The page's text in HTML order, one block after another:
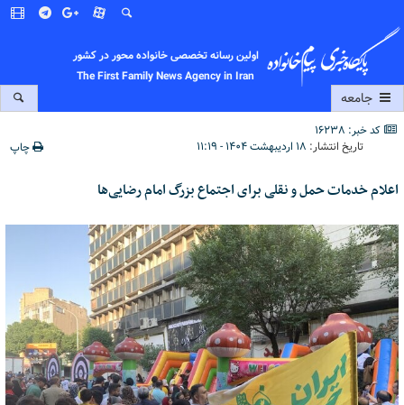
اولین رسانه تخصصی خانواده محور در کشور
The First Family News Agency in Iran
جامعه
کد خبر: 16238
تاریخ انتشار: ۱۸ اردیبهشت ۱۴۰۴ - ۱۱:۱۹ چاپ
اعلام خدمات حمل و نقلی برای اجتماع بزرگ امام رضایی‌ها